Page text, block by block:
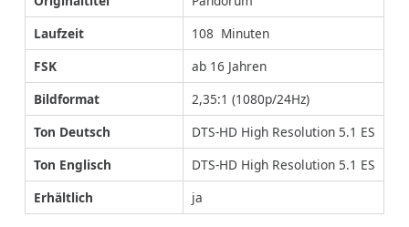
Laufzeit
108 Minuten
FSK
ab 16 Jahren
Bildformat
2,35:1 (1080p/24Hz)
Ton Deutsch
DTS-HD High Resolution 5.1 ES
Ton Englisch
DTS-HD High Resolution 5.1 ES
Erhältlich
ja